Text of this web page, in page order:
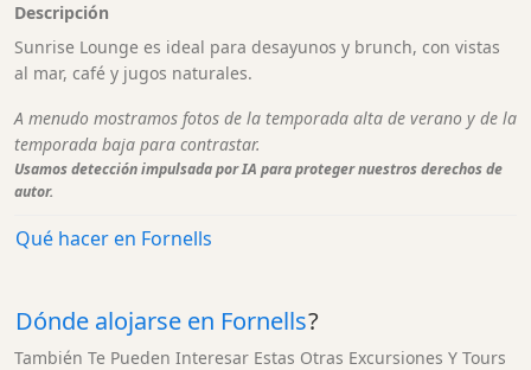
Descripción
Sunrise Lounge es ideal para desayunos y brunch, con vistas
al mar, café y jugos naturales.
A menudo mostramos fotos de la temporada alta de verano y de la
temporada baja para contrastar.
Usamos detección impulsada por IA para proteger nuestros derechos de
autor.
Qué hacer en Fornells
Dónde alojarse en Fornells?
También Te Pueden Interesar Estas Otras Excursiones Y Tours